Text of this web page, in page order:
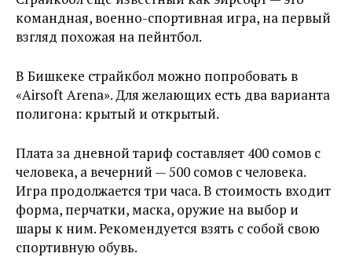
командная, военно-спортивная игра, на первый
взгляд похожая на пейнтбол.
В Бишкеке страйкбол можно попробовать в
«Airsoft Arena». Для желающих есть два варианта
полигона: крытый и открытый.
Плата за дневной тариф составляет 400 сомов с
человека, а вечерний — 500 сомов с человека.
Игра продолжается три часа. В стоимость входит
форма, перчатки, маска, оружие на выбор и
шары к ним. Рекомендуется взять с собой свою
спортивную обувь.